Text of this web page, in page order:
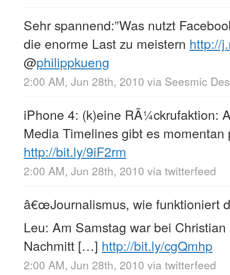
Sehr spannend:”Was nutzt
die enorme Last zu meistern http://
@philippkueng
2:00 AM, Jun 28th, 2010 via Seesmic
iPhone 4: (k)eine RÃ¼ckrufaktion:
Media Timelines gibt es
http://bit.ly/9iF2rm
2:00 AM, Jun 28th, 2010 via twitterfeed
â€œJournalismus, wie funktioniert
Leu: Am Samstag war bei
Nachmitt […] http://bit.ly/cgQmhp
2:00 AM, Jun 28th, 2010 via twitterfeed